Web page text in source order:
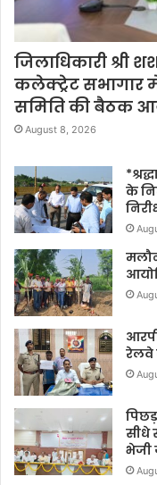
जिलाधिकारी श्री
कलेक्ट्रेट सभागार
समिति की बैठक
August 8, 2026
के
रेलवे
सीधे
भेजी